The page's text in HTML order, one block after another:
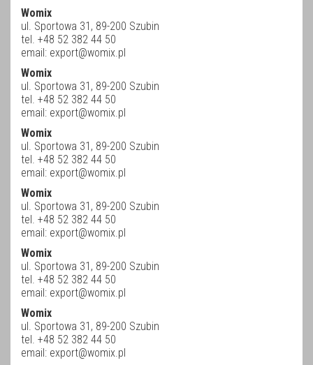
Womix
ul. Sportowa 31, 89-200 Szubin
tel. +48 52 382 44 50
email: export@womix.pl
Womix
ul. Sportowa 31, 89-200 Szubin
tel. +48 52 382 44 50
email: export@womix.pl
Womix
ul. Sportowa 31, 89-200 Szubin
tel. +48 52 382 44 50
email: export@womix.pl
Womix
ul. Sportowa 31, 89-200 Szubin
tel. +48 52 382 44 50
email: export@womix.pl
Womix
ul. Sportowa 31, 89-200 Szubin
tel. +48 52 382 44 50
email: export@womix.pl
Womix
ul. Sportowa 31, 89-200 Szubin
tel. +48 52 382 44 50
email: export@womix.pl